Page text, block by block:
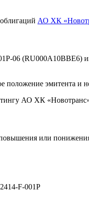
АО ХК
(RU000A10BBE6)
эмитента и
АО ХК
или
F-001P